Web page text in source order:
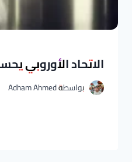
الاتحاد الأوروبي
بواسطةAdham Ahmed